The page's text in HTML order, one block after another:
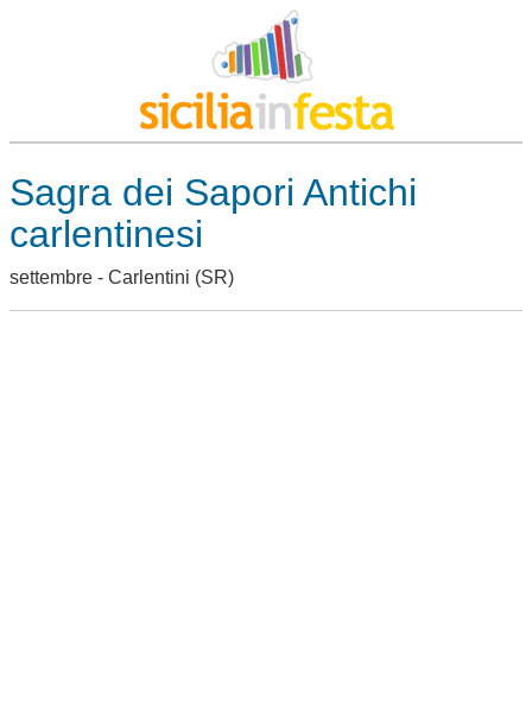
Sagra dei Sapori Antichi
carlentinesi
settembre - Carlentini (SR)